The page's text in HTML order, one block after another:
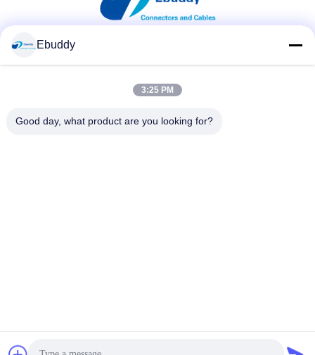
त्वरित संपर्क
चीन अच्छी गुणवत्ता परिपत्र केबल कनेक्टर्स आपूर्तिकर्ता. कॉपीराइट © 2017-2026
Ebuddy
3:25 PM
Good day, what product are you looking for?